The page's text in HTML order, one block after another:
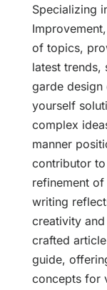
Specializing
of topics,
latest trends,
garde
yourself
complex
manner
contributor
refinement
writing
creativity
crafted
guide,
concepts for